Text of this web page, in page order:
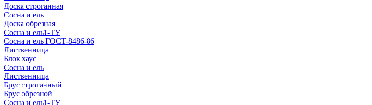
Доска строганная
Сосна и ель
Доска обрезная
Сосна и ель1-ТУ
Сосна и ель ГОСТ-8486-86
Лиственница
Блок хаус
Сосна и ель
Лиственница
Брус строганный
Брус обрезной
Сосна и ель1-ТУ